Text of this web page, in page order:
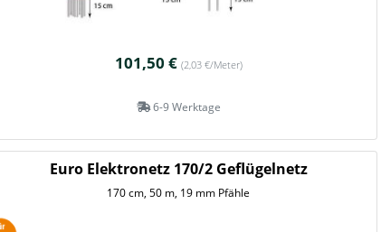
101,50 € (2,03 €/Meter)
6-9 Werktage
Euro Elektronetz 170/2 Geflügelnetz
170 cm, 50 m, 19 mm Pfähle